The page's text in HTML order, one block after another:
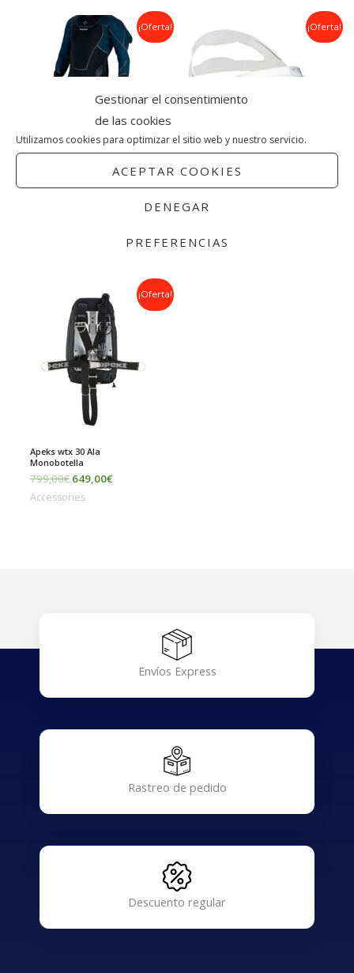
Gestionar el consentimiento
de las cookies
Utilizamos cookies para optimizar el sitio web y nuestro servicio.
ACEPTAR COOKIES
DENEGAR
PREFERENCIAS
¡Oferta!
El
precio
original
era:
599,00€.
El
precio
actual
es:
549,00€.
¡Oferta!
50,00
precio
original
era:
50,00€.
actual
es:
45,00€.
¡Oferta!
Apeks wtx 30 Ala
Monobotella
799,00€
precio
original
era:
799,00€.
649,00€
precio
actual
es:
649,00€.
Accessories
Envíos Express
Rastreo de pedido
Descuento regular